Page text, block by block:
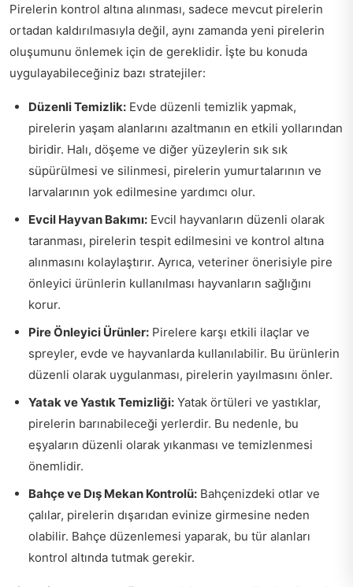
Pirelerin kontrol altına alınması, sadece mevcut pirelerin
ortadan kaldırılmasıyla değil, aynı zamanda yeni pirelerin
oluşumunu önlemek için de gereklidir. İşte bu konuda
uygulayabileceğiniz bazı stratejiler:
Düzenli Temizlik: Evde düzenli temizlik yapmak,
pirelerin yaşam alanlarını azaltmanın en etkili yollarından
biridir. Halı, döşeme ve diğer yüzeylerin sık sık
süpürülmesi ve silinmesi, pirelerin yumurtalarının ve
larvalarının yok edilmesine yardımcı olur.
Evcil Hayvan Bakımı: Evcil hayvanların düzenli olarak
taranması, pirelerin tespit edilmesini ve kontrol altına
alınmasını kolaylaştırır. Ayrıca, veteriner önerisiyle pire
önleyici ürünlerin kullanılması hayvanların sağlığını
korur.
Pire Önleyici Ürünler: Pirelere karşı etkili ilaçlar ve
spreyler, evde ve hayvanlarda kullanılabilir. Bu ürünlerin
düzenli olarak uygulanması, pirelerin yayılmasını önler.
Yatak ve Yastık Temizliği: Yatak örtüleri ve yastıklar,
pirelerin barınabileceği yerlerdir. Bu nedenle, bu
eşyaların düzenli olarak yıkanması ve temizlenmesi
önemlidir.
Bahçe ve Dış Mekan Kontrolü: Bahçenizdeki otlar ve
çalılar, pirelerin dışarıdan evinize girmesine neden
olabilir. Bahçe düzenlemesi yaparak, bu tür alanları
kontrol altında tutmak gerekir.